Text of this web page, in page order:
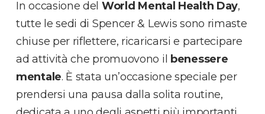
In occasione del World Mental Health Day,
tutte le sedi di Spencer & Lewis sono rimaste
chiuse per riflettere, ricaricarsi e partecipare
ad attività che promuovono il
benessere
mentale. È stata un’occasione speciale per
prendersi una pausa dalla solita routine,